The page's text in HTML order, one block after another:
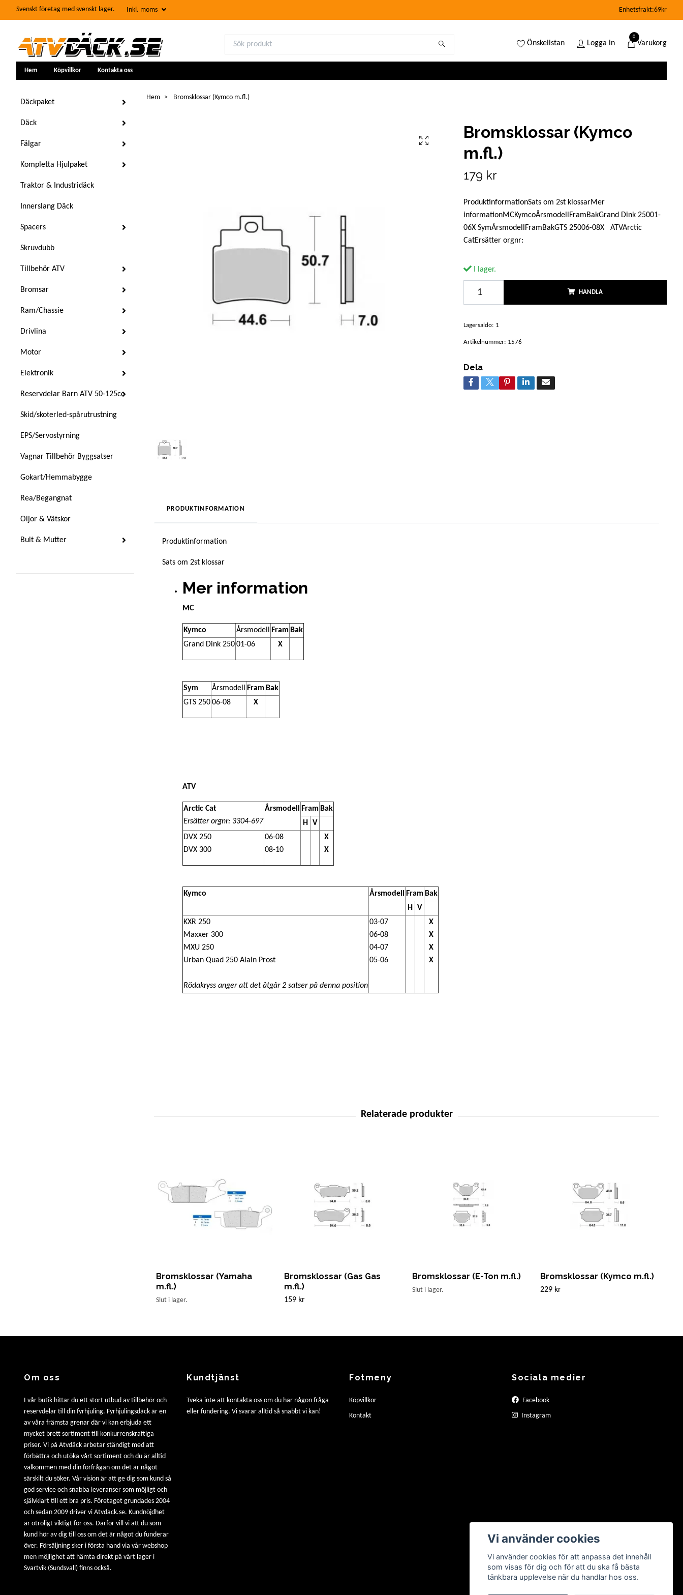
Svenskt företag med svenskt lager. Inkl. moms Enhetsfrakt:69kr
Önskelistan Logga in
0
Varukorg
Hem Köpvillkor Kontakta oss
Däckpaket
Däck
Fälgar
Kompletta Hjulpaket
Traktor & Industridäck
Innerslang Däck
Spacers
Skruvdubb
Tillbehör ATV
Bromsar
Ram/Chassie
Drivlina
Motor
Elektronik
Reservdelar Barn ATV 50-125cc
Skid/skoterled-spårutrustning
EPS/Servostyrning
Vagnar Tillbehör Byggsatser
Gokart/Hemmabygge
Rea/Begangnat
Oljor & Vätskor
Bult & Mutter
Hem Bromsklossar (Kymco m.fl.)
Bromsklossar (Kymco
m.fl.)
179 kr
ProduktinformationSats om 2st klossarMer
informationMCKymcoÅrsmodellFramBakGrand Dink 25001-
06X SymÅrsmodellFramBakGTS 25006-08X ATVArctic
CatErsätter orgnr:
I lager.
HANDLA
Lagersaldo: 1
Artikelnummer: 1576
Dela
PRODUKTINFORMATION
Produktinformation
Sats om 2st klossar
Mer information
MC
Kymco Årsmodell Fram Bak
Grand Dink 25001-06 X
Sym Årsmodell Fram Bak
GTS 25006-08 X
ATV
Arctic Cat
Ersätter orgnr: 3304-697
Årsmodell Fram Bak
H
V
DVX 250
DVX 300
06-08
08-10
X
X
Kymco Årsmodell Fram Bak
H
V
KXR 250
Maxxer 300
MXU 250
Urban Quad 250 Alain Prost
Rödakryss anger att det åtgår 2 satser på denna position
03-07
06-08
04-07
05-06
X
X
X
X
Bromsklossar (Yamaha
m.fl.)
Slut i lager.
Bromsklossar (Gas Gas
m.fl.)
159 kr
Bromsklossar (E-Ton m.fl.)
Slut i lager.
Bromsklossar (Kymco m.fl.)
229 kr
Om oss
I vår butik hittar du ett stort utbud av tillbehör och
reservdelar till din fyrhjuling. Fyrhjulingsdäck är en
av våra främsta grenar där vi kan erbjuda ett
mycket brett sortiment till konkurrenskraftiga
priser. Vi på Atvdäck arbetar ständigt med att
förbättra och utöka vårt sortiment och du är alltid
välkommen med din förfrågan om det är något
särskilt du söker. Vår vision är att ge dig som kund så
god service och snabba leveranser som möjligt och
självklart till ett bra pris. Företaget grundades 2004
och sedan 2009 driver vi Atvdack.se. Kundnöjdhet
är otroligt viktigt för oss. Därför vill vi att du som
kund hör av dig till oss om det är något du funderar
över. Försäljning sker i första hand via vår webshop
men möjlighet att hämta direkt på vårt lager i
Svartvik (Sundsvall) finns också.
Kundtjänst
Tveka inte att kontakta oss om du har någon fråga
eller fundering. Vi svarar alltid så snabbt vi kan!
Fotmeny
Köpvillkor
Kontakt
Sociala medier
Facebook
Instagram
Vi använder cookies
Vi använder cookies för att anpassa det innehåll
som visas för dig och för att du ska få bästa
tänkbara upplevelse när du handlar hos oss.